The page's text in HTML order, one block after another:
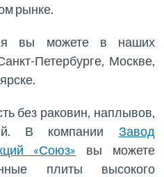
рынке.
вы можете в наших
Петербурге, Москве,
без раковин, наплывов,
В компании Завод
«Союз» вы можете
плиты высокого